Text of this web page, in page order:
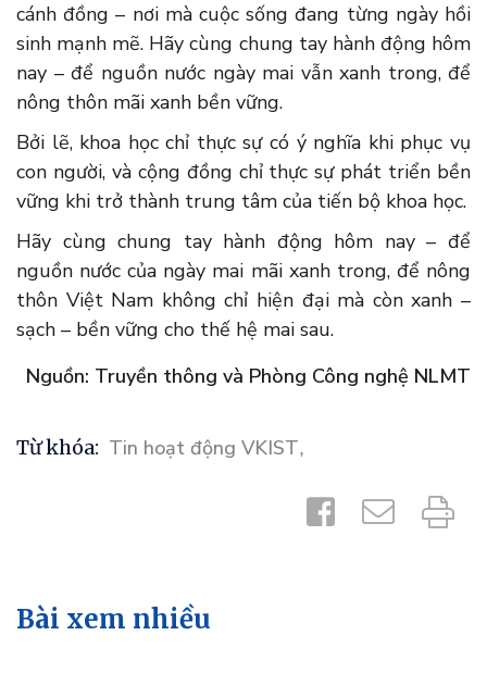
cánh đồng – nơi mà cuộc sống đang từng ngày hồi
sinh mạnh mẽ. Hãy cùng chung tay hành động hôm
nay – để nguồn nước ngày mai vẫn xanh trong, để
nông thôn mãi xanh bền vững.
Bởi lẽ, khoa học chỉ thực sự có ý nghĩa khi phục vụ
con người, và cộng đồng chỉ thực sự phát triển bền
vững khi trở thành trung tâm của tiến bộ khoa học.
Hãy cùng chung tay hành động hôm nay – để
nguồn nước của ngày mai mãi xanh trong, để nông
thôn Việt Nam không chỉ hiện đại mà còn xanh –
sạch – bền vững cho thế hệ mai sau.
Nguồn: Truyền thông và Phòng Công nghệ NLMT
Từ khóa: Tin hoạt động VKIST,
Bài xem nhiều